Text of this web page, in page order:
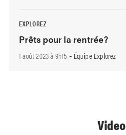
EXPLOREZ
Prêts pour la rentrée?
1 août 2023 à 9h15 - Équipe Explorez
Video